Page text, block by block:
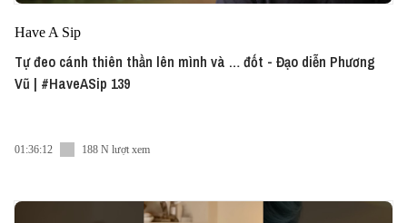
Have A Sip
Tự đeo cánh thiên thần lên mình và … đốt - Đạo diễn Phương
Vũ | #HaveASip 139
01:36:12 188 N lượt xem